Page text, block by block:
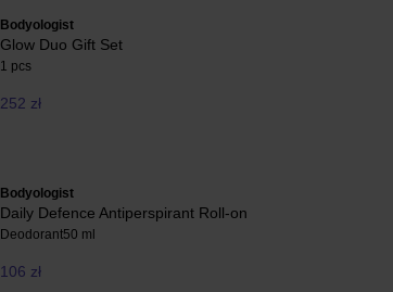
Bodyologist
Glow Duo Gift Set
1 pcs
252 zł
Bodyologist
Daily Defence Antiperspirant Roll-on
Deodorant50 ml
106 zł